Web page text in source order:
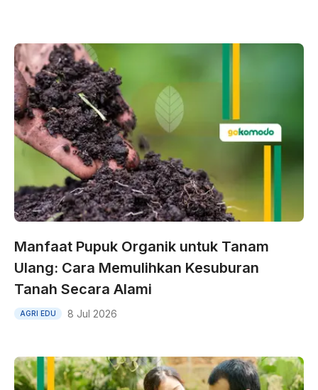
Manfaat Pupuk Organik untuk Tanam
Ulang: Cara Memulihkan Kesuburan
Tanah Secara Alami
AGRI EDU 8 Jul 2026